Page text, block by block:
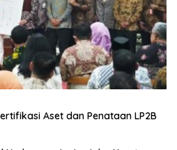
Aset dan Penataan LP2B